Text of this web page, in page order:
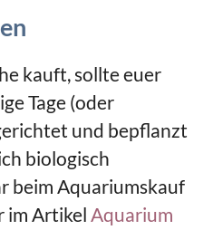
kauft, sollte euer
Tage (oder
und bepflanzt
biologisch
beim Aquariumskauf
im Artikel Aquarium